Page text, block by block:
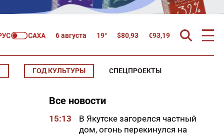
6 августа 19° $80,93 €93,19
ГОД КУЛЬТУРЫ СПЕЦПРОЕКТЫ
Все новости
15:13
В Якутске загорелся частный
дом, огонь перекинулся на